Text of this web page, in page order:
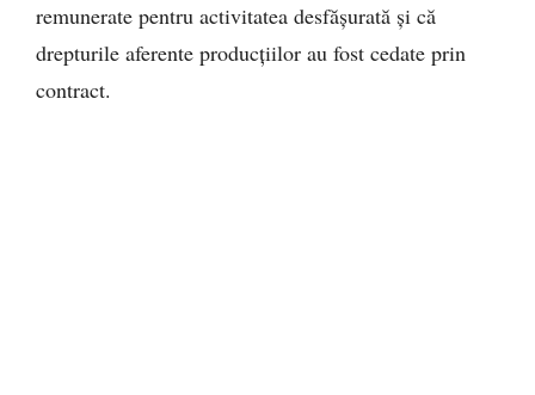
remunerate pentru activitatea desfășurată și că
drepturile aferente producțiilor au fost cedate prin
contract.